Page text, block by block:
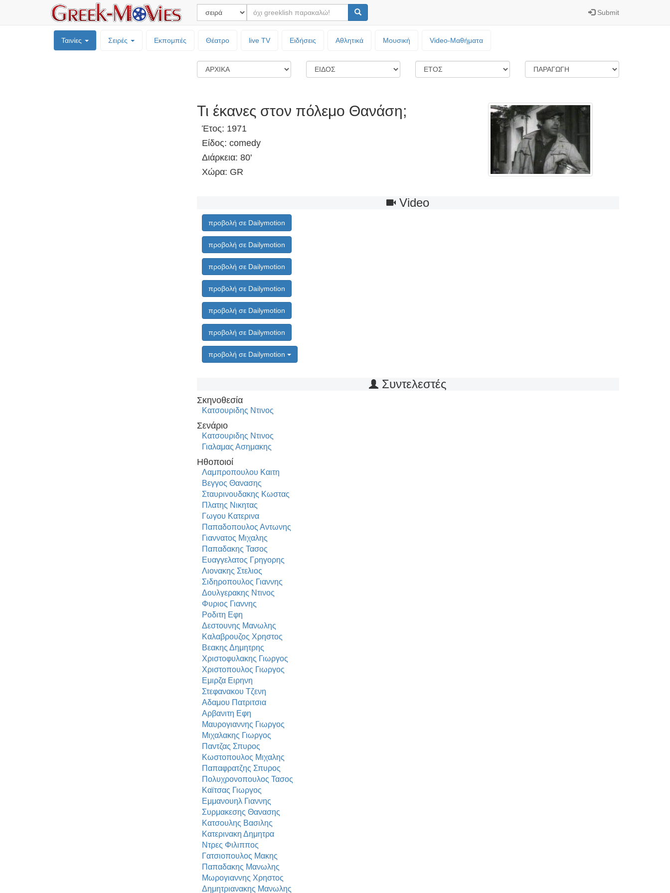
Submit
Ταινίες Σειρές Εκπομπές Θέατρο live TV Ειδήσεις Αθλητικά Μουσική Video-Mαθήματα
Τι έκανες στον πόλεμο Θανάση;
Έτος: 1971
Είδος: comedy
Διάρκεια: 80'
Χώρα: GR
Video
προβολή σε Dailymotion
προβολή σε Dailymotion
προβολή σε Dailymotion
προβολή σε Dailymotion
προβολή σε Dailymotion
προβολή σε Dailymotion
προβολή σε Dailymotion
Συντελεστές
Σκηνοθεσία
Κατσουριδης Ντινος
Σενάριο
Κατσουριδης Ντινος
Γιαλαμας Ασημακης
Ηθοποιοί
Λαμπροπουλου Καιτη
Βεγγος Θανασης
Σταυρινουδακης Κωστας
Πλατης Νικητας
Γωγου Κατερινα
Παπαδοπουλος Αντωνης
Γιαννατος Μιχαλης
Παπαδακης Τασος
Ευαγγελατος Γρηγορης
Λιονακης Στελιος
Σιδηροπουλος Γιαννης
Δουλγερακης Ντινος
Φυριος Γιαννης
Ροδιτη Εφη
Δεστουνης Μανωλης
Καλαβρουζος Χρηστος
Βεακης Δημητρης
Χριστοφυλακης Γιωργος
Χριστοπουλος Γιωργος
Εμιρζα Ειρηνη
Στεφανακου Τζενη
Αδαμου Πατριτσια
Αρβανιτη Εφη
Μαυρογιαννης Γιωργος
Μιχαλακης Γιωργος
Παντζας Σπυρος
Κωστοπουλος Μιχαλης
Παπαφρατζης Σπυρος
Πολυχρονοπουλος Τασος
Καϊτσας Γιωργος
Εμμανουηλ Γιαννης
Συρμακεσης Θανασης
Κατσουλης Βασιλης
Κατερινακη Δημητρα
Ντρες Φιλιππος
Γατσιοπουλος Μακης
Παπαδακης Μανωλης
Μωρογιαννης Χρηστος
Δημητριανακης Μανωλης